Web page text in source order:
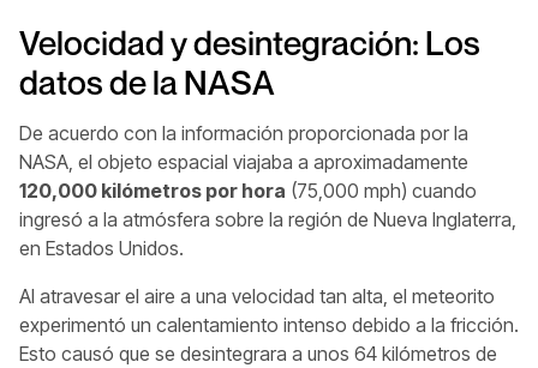
Velocidad y desintegración: Los
datos de la NASA
De acuerdo con la información proporcionada por la
NASA, el objeto espacial viajaba a aproximadamente
120,000 kilómetros por hora (75,000 mph) cuando
ingresó a la atmósfera sobre la región de Nueva Inglaterra,
en Estados Unidos.
Al atravesar el aire a una velocidad tan alta, el meteorito
experimentó un calentamiento intenso debido a la fricción.
Esto causó que se desintegrara a unos 64 kilómetros de